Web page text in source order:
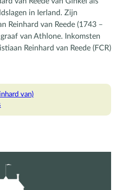
in Ierland. Zijn
Reinhard van Reede (1743 –
van Athlone. Inkomsten
Reinhard van Reede (FCR)
van)